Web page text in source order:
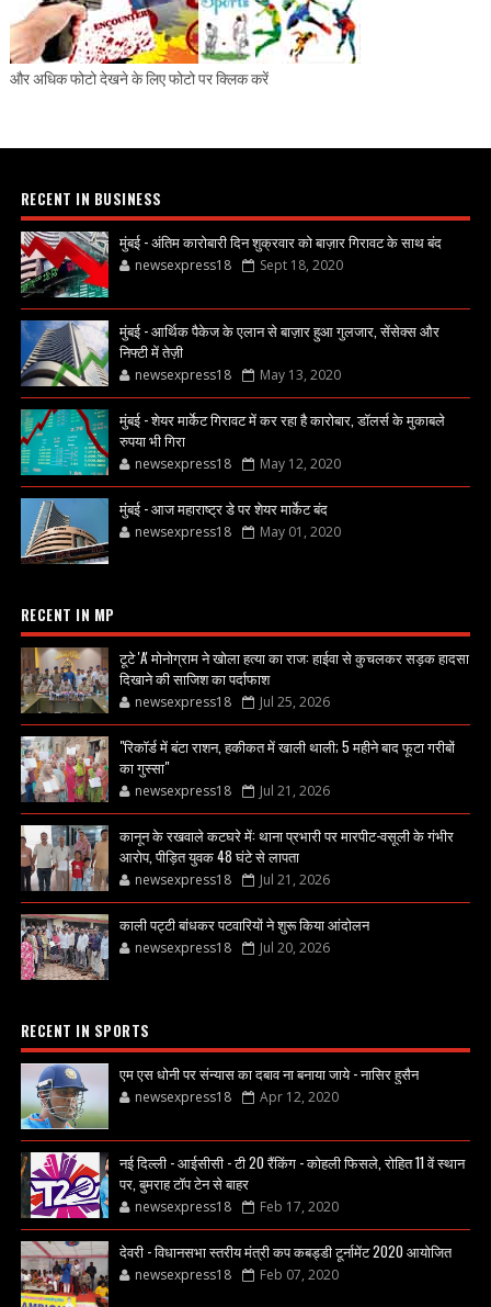
और अधिक फोटो देखने के लिए फोटो पर क्लिक करें
RECENT IN BUSINESS
मुंबई - अंतिम कारोबारी दिन शुक्रवार को बाज़ार गिरावट के साथ बंद
newsexpress18 Sept 18, 2020
मुंबई - आर्थिक पैकेज के एलान से बाज़ार हुआ गुलजार, सेंसेक्स और
निफ्टी में तेज़ी
newsexpress18 May 13, 2020
मुंबई - शेयर मार्केट गिरावट में कर रहा है कारोबार, डॉलर्स के मुकाबले
रुपया भी गिरा
newsexpress18 May 12, 2020
मुंबई - आज महाराष्ट्र डे पर शेयर मार्केट बंद
newsexpress18 May 01, 2020
RECENT IN MP
टूटे 'A' मोनोग्राम ने खोला हत्या का राज: हाईवा से कुचलकर सड़क हादसा
दिखाने की साजिश का पर्दाफाश
newsexpress18 Jul 25, 2026
"रिकॉर्ड में बंटा राशन, हकीकत में खाली थाली; 5 महीने बाद फूटा गरीबों
का गुस्सा"
newsexpress18 Jul 21, 2026
कानून के रखवाले कटघरे में: थाना प्रभारी पर मारपीट-वसूली के गंभीर
आरोप, पीड़ित युवक 48 घंटे से लापता
newsexpress18 Jul 21, 2026
काली पट्टी बांधकर पटवारियों ने शुरू किया आंदोलन
newsexpress18 Jul 20, 2026
RECENT IN SPORTS
एम एस धोनी पर संन्यास का दबाव ना बनाया जाये - नासिर हुसैन
newsexpress18 Apr 12, 2020
नई दिल्ली - आईसीसी - टी 20 रैंकिंग - कोहली फिसले, रोहित 11 वें स्थान
पर, बुमराह टॉप टेन से बाहर
newsexpress18 Feb 17, 2020
देवरी - विधानसभा स्तरीय मंत्री कप कबड्डी टूर्नामेंट 2020 आयोजित
newsexpress18 Feb 07, 2020